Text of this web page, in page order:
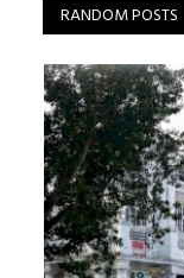
RANDOM POSTS